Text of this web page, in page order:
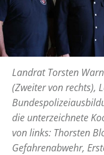
Landrat Torsten
(Zweiter von rechts),
die unterzeichnete
von links: Thorsten
Gefahrenabwehr,